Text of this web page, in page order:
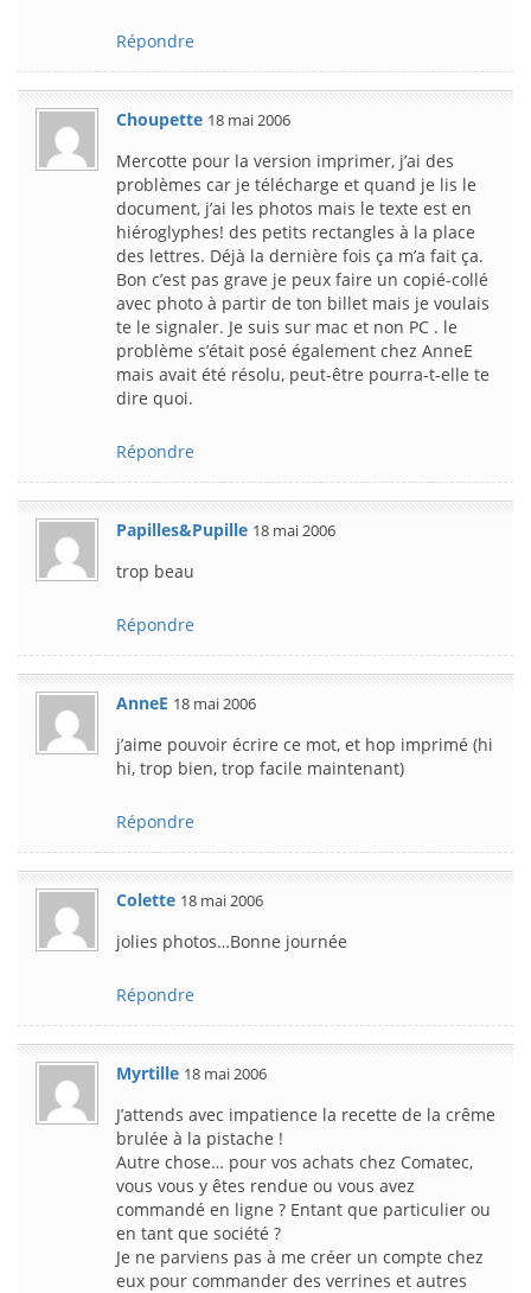
Répondre
Choupette 18 mai 2006
Mercotte pour la version imprimer, j’ai des
problèmes car je télécharge et quand je lis le
document, j’ai les photos mais le texte est en
hiéroglyphes! des petits rectangles à la place
des lettres. Déjà la dernière fois ça m’a fait ça.
Bon c’est pas grave je peux faire un copié-collé
avec photo à partir de ton billet mais je voulais
te le signaler. Je suis sur mac et non PC . le
problème s’était posé également chez AnneE
mais avait été résolu, peut-être pourra-t-elle te
dire quoi.
Répondre
Papilles&Pupille 18 mai 2006
trop beau
Répondre
AnneE 18 mai 2006
j’aime pouvoir écrire ce mot, et hop imprimé (hi
hi, trop bien, trop facile maintenant)
Répondre
Colette 18 mai 2006
jolies photos…Bonne journée
Répondre
Myrtille 18 mai 2006
J’attends avec impatience la recette de la crême
brulée à la pistache !
Autre chose… pour vos achats chez Comatec,
vous vous y êtes rendue ou vous avez
commandé en ligne ? Entant que particulier ou
en tant que société ?
Je ne parviens pas à me créer un compte chez
eux pour commander des verrines et autres